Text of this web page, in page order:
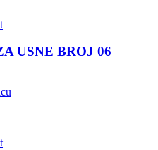
USNE BROJ 06